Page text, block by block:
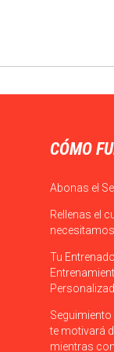
CÓMO
Abonas el
Rellenas el
Tu
te motivará
mientras